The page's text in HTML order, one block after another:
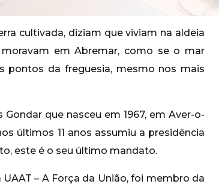
cultivada, diziam que viviam na aldeia
moravam em Abremar, como se o mar
pontos da freguesia, mesmo nos mais
que nasceu em 1967, em Aver-o-
últimos 11 anos assumiu a presidência
este é o seu último mandato.
– A Força da União, foi membro da